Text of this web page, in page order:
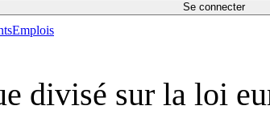
Se connecter
Emplois
divisé sur la loi